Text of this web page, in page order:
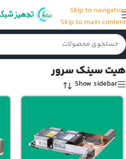
Skip to navigation
Skip to main content
خانه/قطعات و لوازم جانبی سرور/هیت
هیت سینک سرور
Show sidebar